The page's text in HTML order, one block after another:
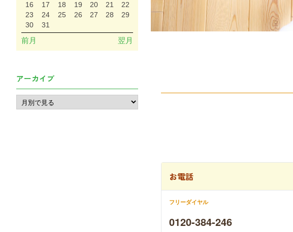
お電話
フリーダイヤル
0120-384-246
16
17 18 19 20 21
22
23
24 25 26 27 28
29
30
31
前月 翌月
アーカイブ